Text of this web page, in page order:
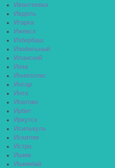
Ивантеевка
Ивдель
Игарка
Ижевск
Избербаш
Изобильный
Иланский
Инза
Иннополис
Инсар
Инта
Ипатово
Ирбит
Иркутск
Исилькуль
Искитим
Истра
Ишим
Ишимбай